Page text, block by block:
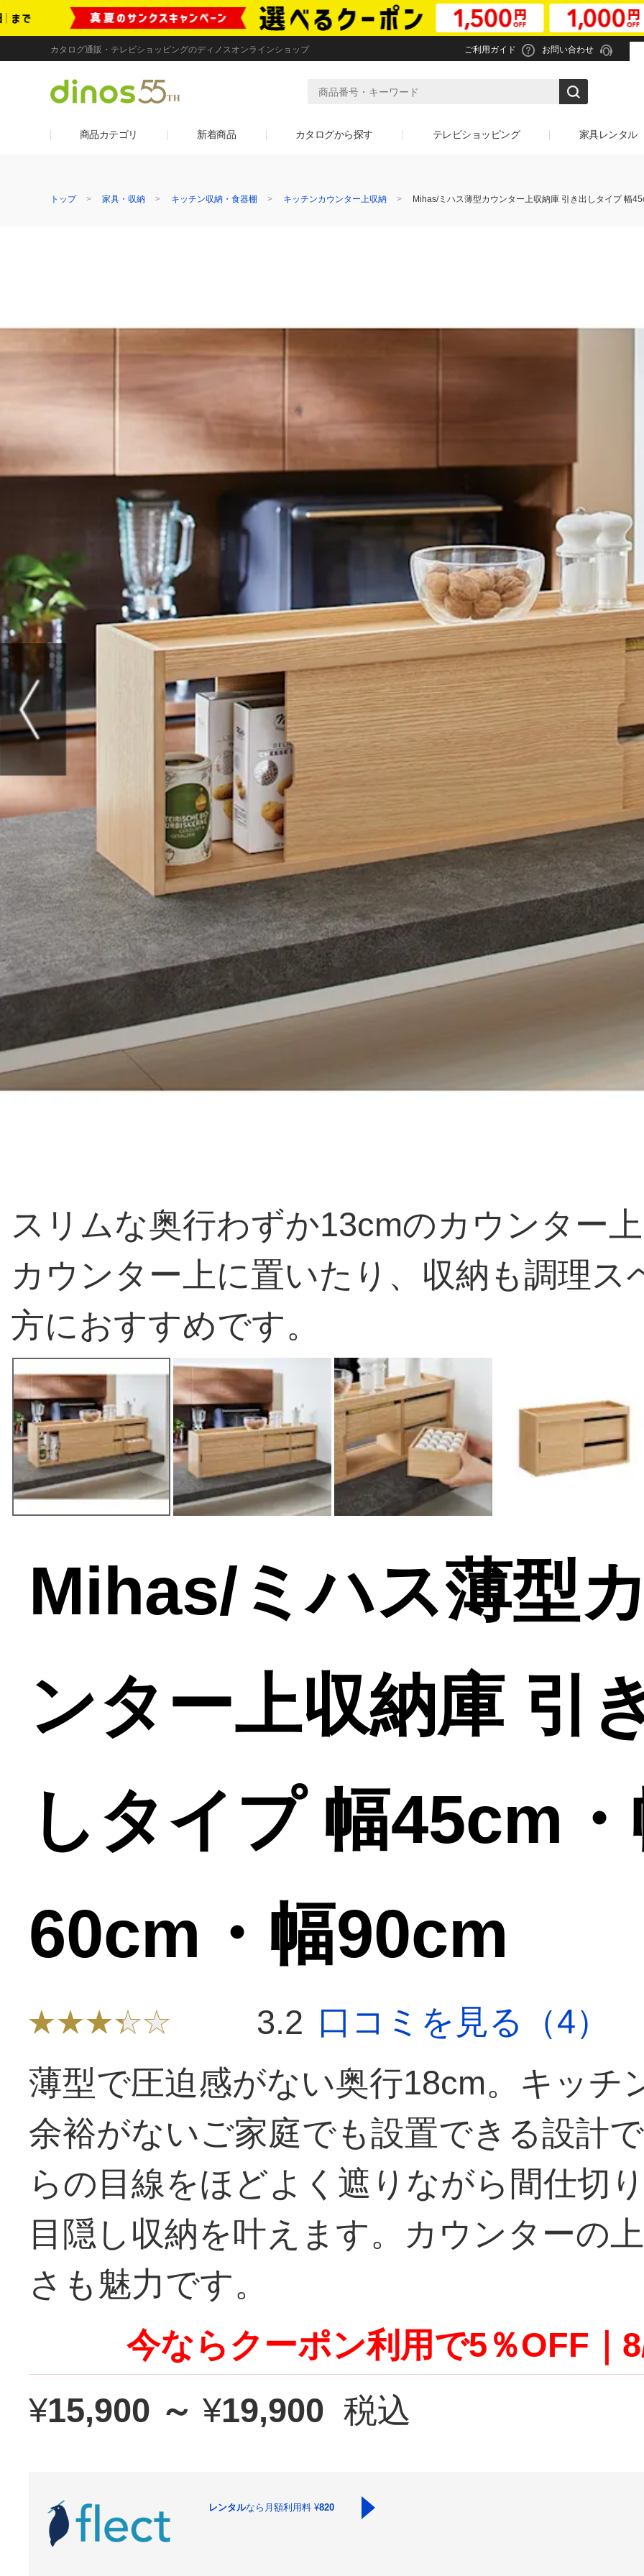
カタログ通販・テレビショッピングのディノスオンラインショップ ご利用ガイド お問い合わせ
商品カテゴリ 新着商品 カタログから探す テレビショッピング 家具レンタル
トップ 家具・収納 キッチン収納・食器棚 キッチンカウンター上収納 Mihas/ミハス薄型カウンター上収納庫 引き出しタイプ 幅
スリムな奥行わずか13cmのカウンター
カウンター上に置いたり、収納も調理ス
方におすすめです。
Mihas/ミハス薄型
ンター上収納庫 引
しタイプ 幅45cm
60cm・幅90cm
3.2 口コミを見る（4）
薄型で圧迫感がない奥行18cm。キッチ
余裕がないご家庭でも設置できる設計
らの目線をほどよく遮りながら間仕切
目隠し収納を叶えます。カウンターの
さも魅力です。
今ならクーポン利用で5％OFF｜
¥15,900 ～¥19,900 税込
レンタルなら月額利用料¥820